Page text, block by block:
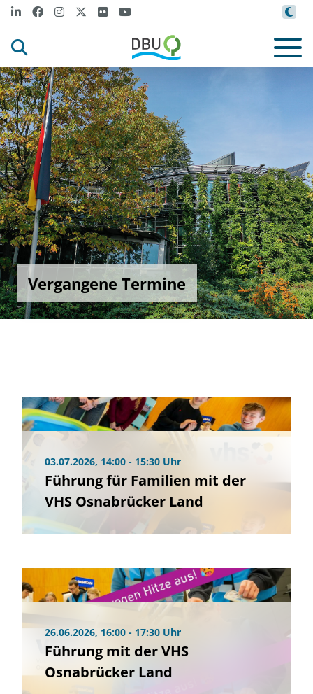
Vergangene Termine
03.07.2026, 14:00 - 15:30 Uhr
Führung für Familien mit der
VHS Osnabrücker Land
26.06.2026, 16:00 - 17:30 Uhr
Führung mit der VHS
Osnabrücker Land